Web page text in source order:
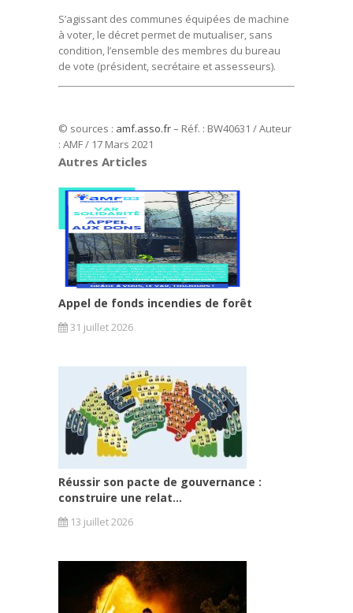
S’agissant des communes équipées de machine
à voter, le décret permet de mutualiser, sans
condition, l’ensemble des membres du bureau
de vote (président, secrétaire et assesseurs).
© sources : amf.asso.fr– Réf. : BW40631 / Auteur
: AMF / 17 Mars 2021
Autres Articles
Appel de fonds incendies de forêt
31 juillet 2026
Réussir son pacte de gouvernance :
construire une relat...
13 juillet 2026